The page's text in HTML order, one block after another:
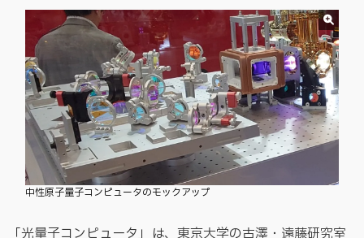
中性原子量子コンピュータのモックアップ